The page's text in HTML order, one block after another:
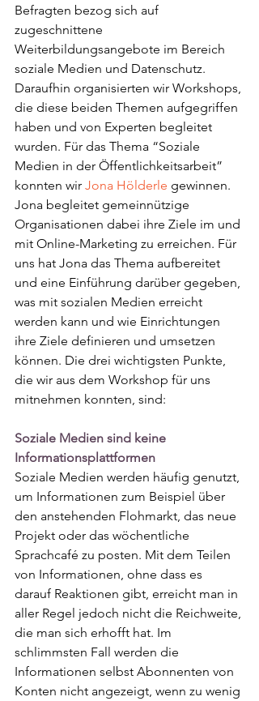
Befragten bezog sich auf
zugeschnittene
Weiterbildungsangebote im Bereich
soziale Medien und Datenschutz.
Daraufhin organisierten wir Workshops,
die diese beiden Themen aufgegriffen
haben und von Experten begleitet
wurden. Für das Thema “Soziale
Medien in der Öffentlichkeitsarbeit”
konnten wir Jona Hölderle gewinnen.
Jona begleitet gemeinnützige
Organisationen dabei ihre Ziele im und
mit Online-Marketing zu erreichen. Für
uns hat Jona das Thema aufbereitet
und eine Einführung darüber gegeben,
was mit sozialen Medien erreicht
werden kann und wie Einrichtungen
ihre Ziele definieren und umsetzen
können. Die drei wichtigsten Punkte,
die wir aus dem Workshop für uns
mitnehmen konnten, sind:
Soziale Medien sind keine
Informationsplattformen
Soziale Medien werden häufig genutzt,
um Informationen zum Beispiel über
den anstehenden Flohmarkt, das neue
Projekt oder das wöchentliche
Sprachcafé zu posten. Mit dem Teilen
von Informationen, ohne dass es
darauf Reaktionen gibt, erreicht man in
aller Regel jedoch nicht die Reichweite,
die man sich erhofft hat. Im
schlimmsten Fall werden die
Informationen selbst Abonnenten von
Konten nicht angezeigt, wenn zu wenig